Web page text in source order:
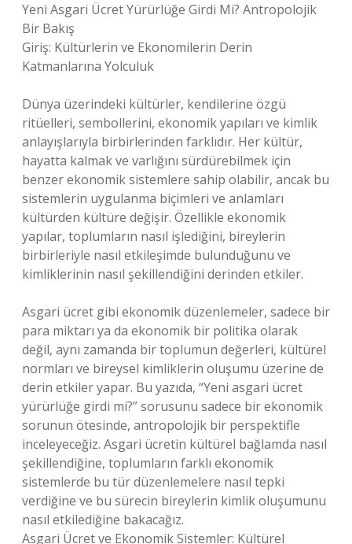
Yeni Asgari Ücret Yürürlüğe Girdi Mi? Antropolojik
Bir Bakış
Giriş: Kültürlerin ve Ekonomilerin Derin
Katmanlarına Yolculuk
Dünya üzerindeki kültürler, kendilerine özgü
ritüelleri, sembollerini, ekonomik yapıları ve kimlik
anlayışlarıyla birbirlerinden farklıdır. Her kültür,
hayatta kalmak ve varlığını sürdürebilmek için
benzer ekonomik sistemlere sahip olabilir, ancak bu
sistemlerin uygulanma biçimleri ve anlamları
kültürden kültüre değişir. Özellikle ekonomik
yapılar, toplumların nasıl işlediğini, bireylerin
birbirleriyle nasıl etkileşimde bulunduğunu ve
kimliklerinin nasıl şekillendiğini derinden etkiler.
Asgari ücret gibi ekonomik düzenlemeler, sadece bir
para miktarı ya da ekonomik bir politika olarak
değil, aynı zamanda bir toplumun değerleri, kültürel
normları ve bireysel kimliklerin oluşumu üzerine de
derin etkiler yapar. Bu yazıda, “Yeni asgari ücret
yürürlüğe girdi mi?” sorusunu sadece bir ekonomik
sorunun ötesinde, antropolojik bir perspektifle
inceleyeceğiz. Asgari ücretin kültürel bağlamda nasıl
şekillendiğine, toplumların farklı ekonomik
sistemlerde bu tür düzenlemelere nasıl tepki
verdiğine ve bu sürecin bireylerin kimlik oluşumunu
nasıl etkilediğine bakacağız.
Asgari Ücret ve Ekonomik Sistemler: Kültürel